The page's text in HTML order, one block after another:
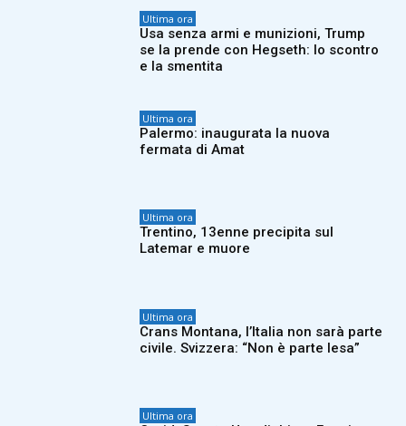
Ultima ora
Usa senza armi e munizioni, Trump
se la prende con Hegseth: lo scontro
e la smentita
Ultima ora
Palermo: inaugurata la nuova
fermata di Amat
Ultima ora
Trentino, 13enne precipita sul
Latemar e muore
Ultima ora
Crans Montana, l’Italia non sarà parte
civile. Svizzera: “Non è parte lesa”
Ultima ora